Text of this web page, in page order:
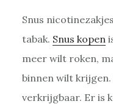
Snus
tabak. Snus kopen
meer wilt roken,
binnen wilt
verkrijgbaar. Er is